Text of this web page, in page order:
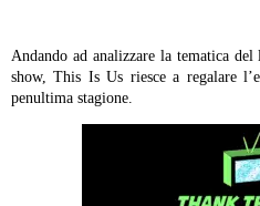
Andando ad analizzare la tematica
show, This Is Us riesce a regalare
penultima stagione.